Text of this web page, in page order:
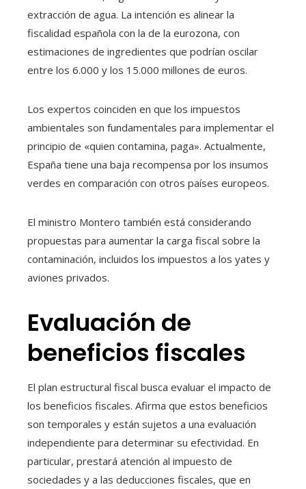
extracción de agua. La intención es alinear la
fiscalidad española con la de la eurozona, con
estimaciones de ingredientes que podrían oscilar
entre los 6.000 y los 15.000 millones de euros.
Los expertos coinciden en que los impuestos
ambientales son fundamentales para implementar el
principio de «quien contamina, paga». Actualmente,
España tiene una baja recompensa por los insumos
verdes en comparación con otros países europeos.
El ministro Montero también está considerando
propuestas para aumentar la carga fiscal sobre la
contaminación, incluidos los impuestos a los yates y
aviones privados.
Evaluación de
beneficios fiscales
El plan estructural fiscal busca evaluar el impacto de
los beneficios fiscales. Afirma que estos beneficios
son temporales y están sujetos a una evaluación
independiente para determinar su efectividad. En
particular, prestará atención al impuesto de
sociedades y a las deducciones fiscales, que en